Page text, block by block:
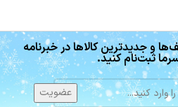
و جدیدترین کالاها در خبرنامه
ثبت‌نام کنید.